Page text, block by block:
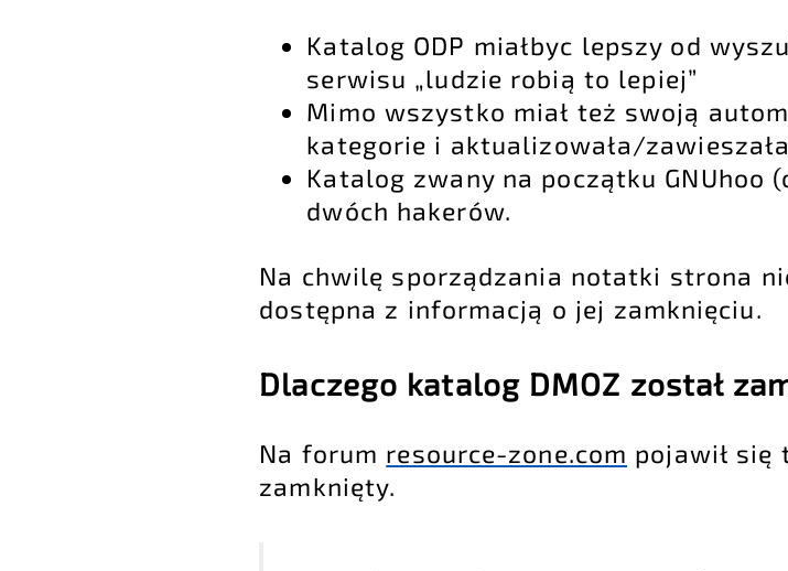
Katalog ODP miałbyc lepszy od
serwisu „ludzie robią to lepiej”
Mimo wszystko miał też swoją
kategorie i aktualizowała/
Katalog zwany na początku GNUhoo
dwóch hakerów.
Na chwilę sporządzania notatki strona
dostępna z informacją o jej zamknięciu.
Dlaczego katalog DMOZ został
Na forum resource-zone.com pojawił się
zamknięty.